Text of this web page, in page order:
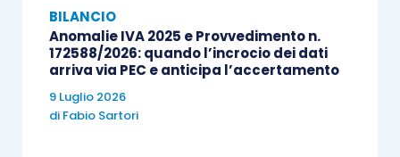
come immobilizzazione se tali costi danno
luogo a programmi utilizzabili per un certo
numero di anni all’interno dell’impresa; se
la condizione richiesta non è soddisfatta
allora i relativi costi vanno spesati a conto
BILANCIO
Anomalie IVA 2025 e Provvedimento n.
172588/2026: quando l’incrocio dei dati
arriva via PEC e anticipa l’accertamento
9 Luglio 2026
di Fabio Sartori